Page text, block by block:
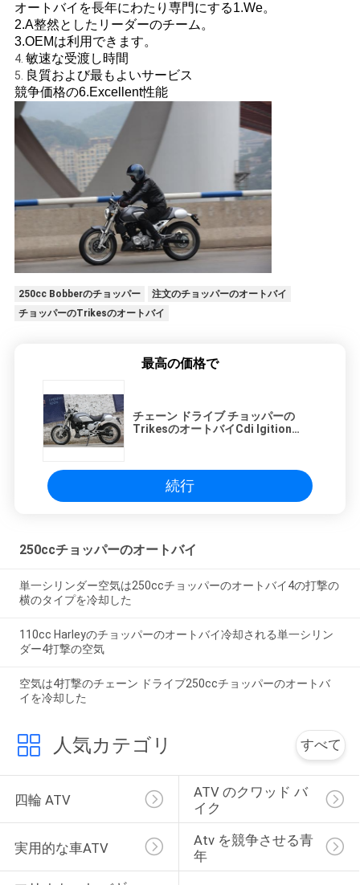
オートバイを長年にわたり専門にする1.We。
2.A整然としたリーダーのチーム。
3.OEMは利用できます。
4. 敏速な受渡し時間
5. 良質および最もよいサービス
競争価格の6.Excellent性能
250cc Bobberのチョッパー
注文のチョッパーのオートバイ
チョッパーのTrikesのオートバイ
最高の価格で
チェーン ドライブ チョッパーの
TrikesのオートバイCdi Igition
続行
250ccチョッパーのオートバイ
単一シリンダー空気は250ccチョッパーのオートバイ4の打撃の
横のタイプを冷却した
110cc Harleyのチョッパーのオートバイ冷却される単一シリン
ダー4打撃の空気
空気は4打撃のチェーン ドライブ250ccチョッパーのオートバ
イを冷却した
人気カテゴリ すべて
四輪 ATV
ATV のクワッド バ
イク
実用的な車ATV
Atv を競争させる青
年